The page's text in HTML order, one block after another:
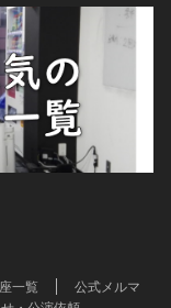
一覧
公式メルマ